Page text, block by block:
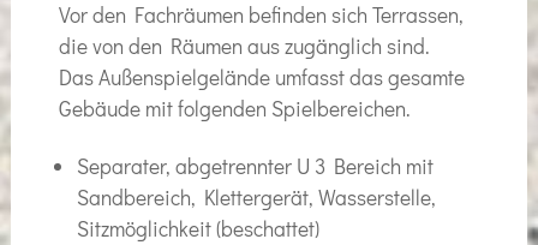
Vor den Fachräumen befinden sich Terrassen,
die von den Räumen aus zugänglich sind.
Das Außenspielgelände umfasst das gesamte
Gebäude mit folgenden Spielbereichen.
Separater, abgetrennter U 3 Bereich mit
Sandbereich, Klettergerät, Wasserstelle,
Sitzmöglichkeit (beschattet)